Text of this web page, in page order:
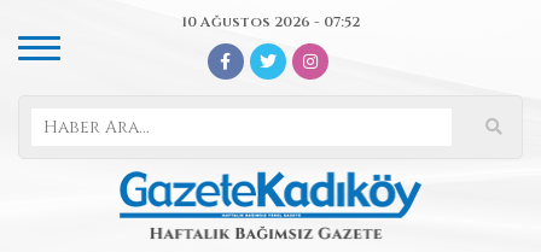
10 Ağustos 2026 - 07:52